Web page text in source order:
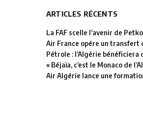
ARTICLES RÉCENTS
La FAF scelle l’avenir de
Air France opére un transfert
Pétrole : l’Algérie bénéficiera
« Béjaïa, c’est le Monaco de
Air Algérie lance une